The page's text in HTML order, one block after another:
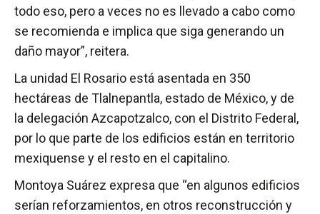
todo eso, pero a veces no es llevado a cabo como
se recomienda e implica que siga generando un
daño mayor”, reitera.
La unidad El Rosario está asentada en 350
hectáreas de Tlalnepantla, estado de México, y de
la delegación Azcapotzalco, con el Distrito Federal,
por lo que parte de los edificios están en territorio
mexiquense y el resto en el capitalino.
Montoya Suárez expresa que “en algunos edificios
serían reforzamientos, en otros reconstrucción y